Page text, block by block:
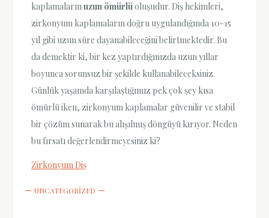
kaplamalarınuzun ömürlüoluşudur. Diş hekimleri,
zirkonyum kaplamaların doğru uygulandığında 10-15
yıl gibi uzun süre dayanabileceğini belirtmektedir. Bu
da demektir ki, bir kez yaptırdığınızda uzun yıllar
boyunca sorunsuz bir şekilde kullanabileceksiniz.
Günlük yaşamda karşılaştığımız pek çok şey kısa
ömürlü iken, zirkonyum kaplamalar güvenilir ve stabil
bir çözüm sunarak bu alışılmış döngüyü kırıyor. Neden
bu fırsatı değerlendirmeyesiniz ki?
Zirkonyum Diş
UNCATEGORIZED